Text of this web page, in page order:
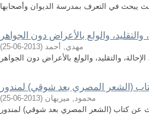
والتقليد، والولع بالأعراض دون الجواهر
مهدي, أحمد (
2013-06-25
)
(الشعر المصري بعد شوقي) لمندور
محمود, ميريهان (
2013-06-25
)